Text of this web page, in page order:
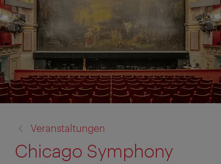
zu:
Veranstaltungen
Chicago Symphony